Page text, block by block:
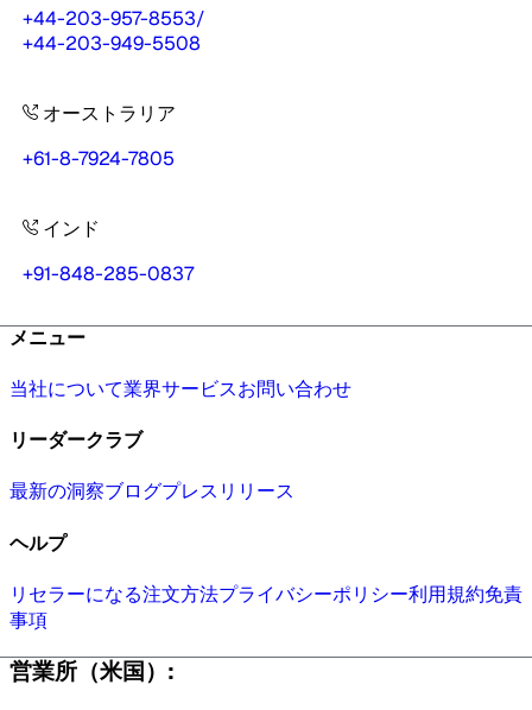
+44-203-957-8553/
+44-203-949-5508
オーストラリア
+61-8-7924-7805
インド
+91-848-285-0837
メニュー
当社について業界サービスお問い合わせ
リーダークラブ
最新の洞察ブログプレスリリース
ヘルプ
リセラーになる注文方法プライバシーポリシー利用規約免責
事項
営業所（米国）: